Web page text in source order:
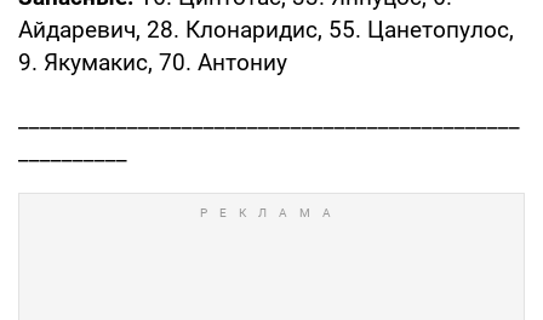
Айдаревич, 28. Клонаридис, 55. Цанетопулос,
9. Якумакис, 70. Антониу